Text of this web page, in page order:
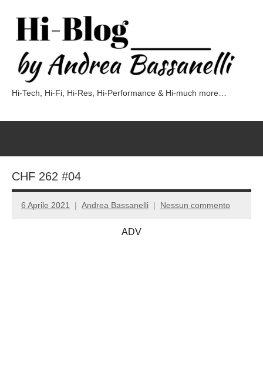
contenuto
Blog
Andrea
Bassanelli
Hi-Tech, Hi-Fi, Hi-Res, Hi-Performance & Hi-much more…
CHF 262 #04
6 Aprile 2021 Andrea Bassanelli Nessun commento
ADV